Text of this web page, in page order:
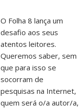
O Folha 8 lança um
desafio aos seus
atentos leitores.
Queremos saber, sem
que para isso se
socorram de
pesquisas na Internet,
quem será o/a autor/a,